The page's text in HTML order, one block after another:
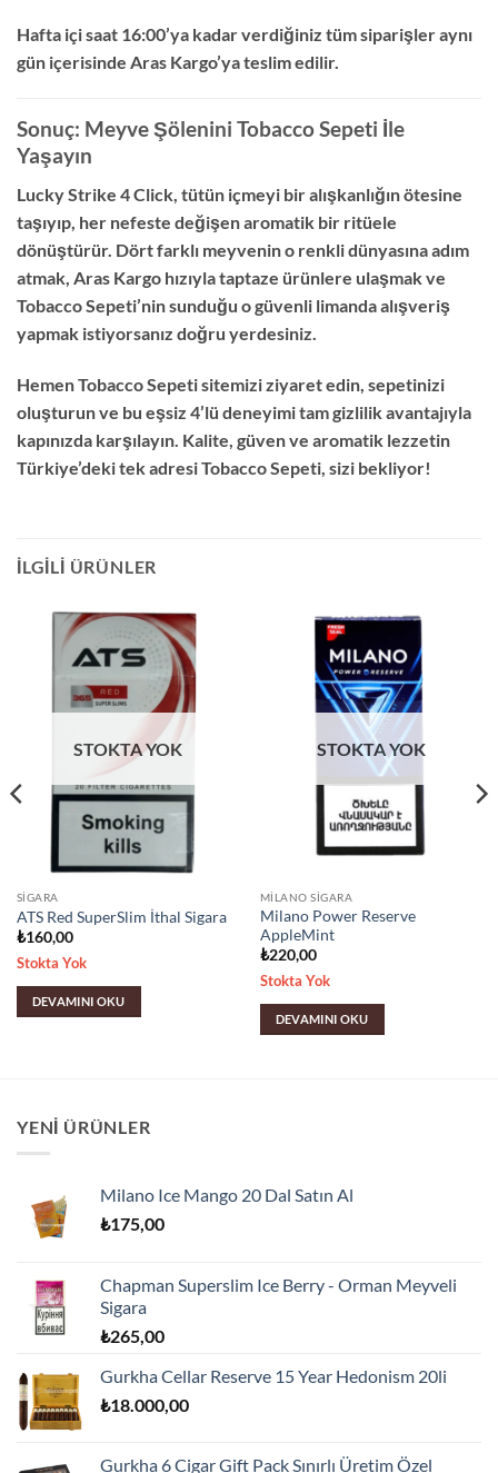
Hafta içi saat 16:00’ya kadar verdiğiniz tüm siparişler aynı
gün içerisinde Aras Kargo’ya teslim edilir.
Sonuç: Meyve Şölenini Tobacco Sepeti İle
Yaşayın
Lucky Strike 4 Click, tütün içmeyi bir alışkanlığın ötesine
taşıyıp, her nefeste değişen aromatik bir ritüele
dönüştürür. Dört farklı meyvenin o renkli dünyasına adım
atmak, Aras Kargo hızıyla taptaze ürünlere ulaşmak ve
Tobacco Sepeti’nin sunduğu o güvenli limanda alışveriş
yapmak istiyorsanız doğru yerdesiniz.
Hemen Tobacco Sepeti sitemizi ziyaret edin, sepetinizi
oluşturun ve bu eşsiz 4’lü deneyimi tam gizlilik avantajıyla
kapınızda karşılayın. Kalite, güven ve aromatik lezzetin
Türkiye’deki tek adresi Tobacco Sepeti, sizi bekliyor!
İLGILI ÜRÜNLER
STOKTA YOK
SIGARA
ATS Red SuperSlim İthal Sigara
₺160,00
Stokta Yok
DEVAMINI OKU
STOKTA YOK
MILANO SIGARA
Milano Power Reserve
AppleMint
₺220,00
Stokta Yok
DEVAMINI OKU
YENI ÜRÜNLER
Milano Ice Mango 20 Dal Satın Al
₺175,00
Chapman Superslim Ice Berry - Orman Meyveli
Sigara
₺265,00
Gurkha Cellar Reserve 15 Year Hedonism 20li
₺18.000,00
Gurkha 6 Cigar Gift Pack Sınırlı Üretim Özel